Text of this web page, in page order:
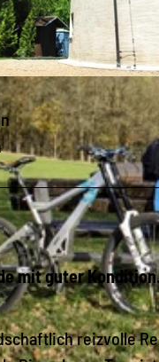
mit guter
reizvolle